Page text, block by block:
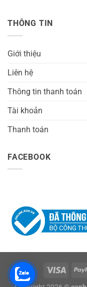
THÔNG TIN
Giới thiệu
Liên hệ
Thông tin thanh toán
Tài khoản
Thanh toán
FACEBOOK